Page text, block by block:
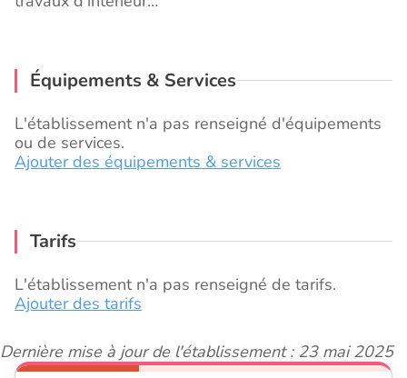
Équipements & Services
L'établissement n'a pas renseigné d'équipements
ou de services.
Ajouter des équipements & services
Tarifs
L'établissement n'a pas renseigné de tarifs.
Ajouter des tarifs
Dernière mise à jour de l'établissement : 23 mai 2025